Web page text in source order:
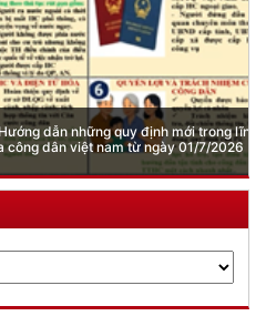
dẫn những quy định mới trong lĩnh
dân việt nam từ ngày 01/7/2026